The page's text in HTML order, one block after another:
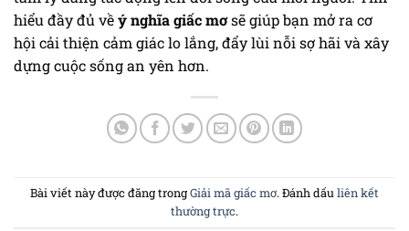
hiểu đầy đủ vềý nghĩa giấc mơsẽ giúp bạn mở ra cơ
hội cải thiện cảm giác lo lắng, đẩy lùi nỗi sợ hãi và xây
dựng cuộc sống an yên hơn.
Bài viết này được đăng trongGiải mã giấc mơ. Đánh dấu liên kết
thường trực.